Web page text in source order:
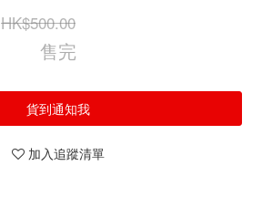
HK$500.00
售完
貨到通知我
加入追蹤清單